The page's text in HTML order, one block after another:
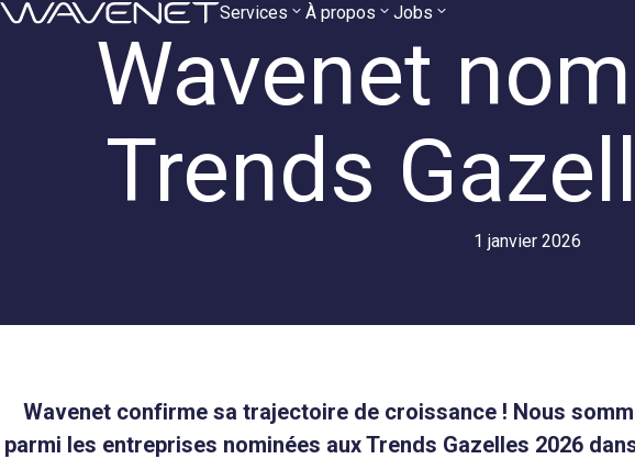
Aller
Navigation
principale
Services À propos Jobs
Wavenet
Trends
1 janvier 2026
Wavenet confirme sa trajectoire de croissance ! Nous
parmi les entreprises nominées aux Trends Gazelles 2026